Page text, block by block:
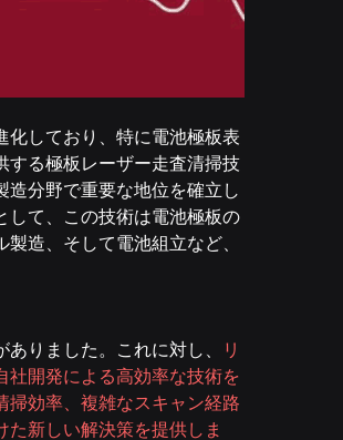
化しており、特に電池極板表
する極板レーザー走査清掃技
分野で重要な地位を確立し
して、この技術は電池極板の
造、そして電池組立など、
りました。これに対し、
リ
社開発による高効率な技術を
掃効率、複雑なスキャン経路
新しい解決策を提供しま